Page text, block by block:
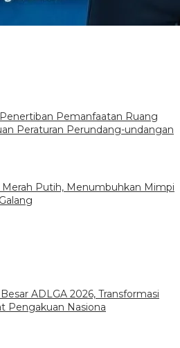
Pemanfaatan Ruang
Peraturan Perundang-undangan
Merah Putih, Menumbuhkan Mimpi
ADLGA 2026, Transformasi
Pengakuan Nasiona